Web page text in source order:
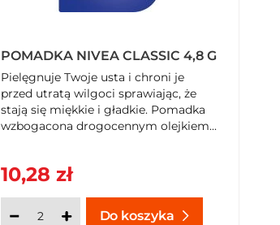
POMADKA NIVEA CLASSIC 4,8 G
Pielęgnuje Twoje usta i chroni je
przed utratą wilgoci sprawiając, że
stają się miękkie i gładkie. Pomadka
wzbogacona drogocennym olejkiem...
10,28 zł
Do koszyka